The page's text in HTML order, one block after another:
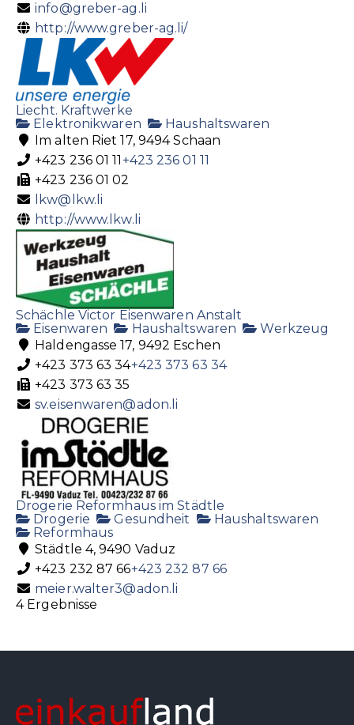
info@greber-ag.li
http://www.greber-ag.li/
Liecht. Kraftwerke
Elektronikwaren
Haushaltswaren
Im alten Riet 17, 9494 Schaan
+423 236 01 11 +423 236 01 11
+423 236 01 02
lkw@lkw.li
http://www.lkw.li
Schächle Victor Eisenwaren Anstalt
Eisenwaren
Haushaltswaren
Werkzeug
Haldengasse 17, 9492 Eschen
+423 373 63 34+423 373 63 34
+423 373 63 35
sv.eisenwaren@adon.li
Drogerie Reformhaus im Städtle
Drogerie
Gesundheit
Haushaltswaren
Reformhaus
Städtle 4, 9490 Vaduz
+423 232 87 66+423 232 87 66
meier.walter3@adon.li
4 Ergebnisse